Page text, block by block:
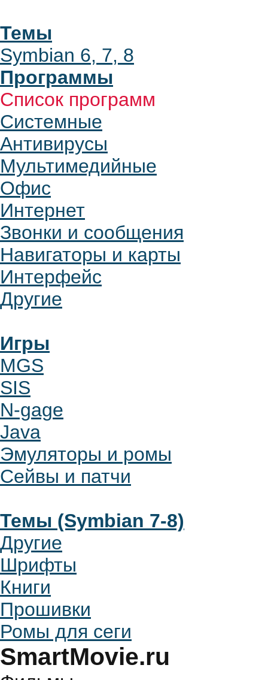
Темы
Symbian 6, 7, 8
Программы
Список программ
Системные
Антивирусы
Мультимедийные
Офис
Интернет
Звонки и сообщения
Навигаторы и карты
Интерфейс
Другие
Игры
MGS
SIS
N-gage
Java
Эмуляторы и ромы
Сейвы и патчи
Темы (Symbian 7-8)
Другие
Шрифты
Книги
Прошивки
Ромы для сеги
SmartMovie.ru